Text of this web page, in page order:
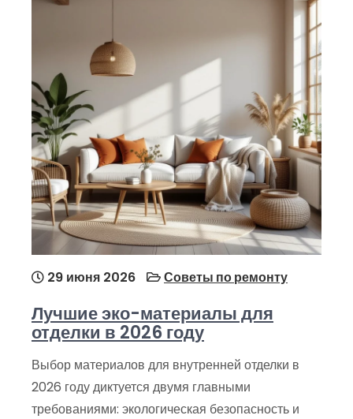
29 июня 2026 Советы по ремонту
Лучшие эко-материалы для
отделки в 2026 году
Выбор материалов для внутренней отделки в
2026 году диктуется двумя главными
требованиями: экологическая безопасность и